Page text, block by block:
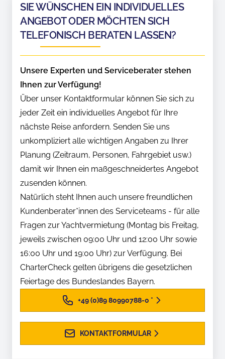
SIE WÜNSCHEN EIN INDIVIDUELLES
ANGEBOT ODER MÖCHTEN SICH
TELEFONISCH BERATEN LASSEN?
Unsere Experten und Serviceberater stehen
Ihnen zur Verfügung!
Über unser Kontaktformular können Sie sich zu
jeder Zeit ein individuelles Angebot für Ihre
nächste Reise anfordern. Senden Sie uns
unkompliziert alle wichtigen Angaben zu Ihrer
Planung (Zeitraum, Personen, Fahrgebiet usw.)
damit wir Ihnen ein maßgeschneidertes Angebot
zusenden können.
Natürlich steht Ihnen auch unsere freundlichen
Kundenberater*innen des Serviceteams - für alle
Fragen zur Yachtvermietung (Montag bis Freitag,
jeweils zwischen 09:00 Uhr und 12:00 Uhr sowie
16:00 Uhr und 19:00 Uhr) zur Verfügung. Bei
CharterCheck gelten übrigens die gesetzlichen
Feiertage des Bundeslandes Bayern.
+49 (0)89 80990788-0 *
KONTAKTFORMULAR